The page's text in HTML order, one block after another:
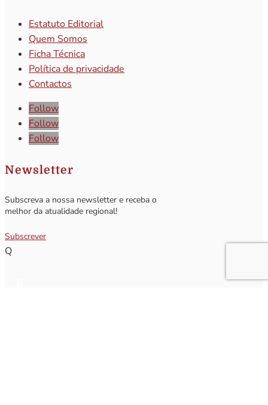
Estatuto Editorial
Quem Somos
Ficha Técnica
Política de privacidade
Contactos
Follow
Follow
Follow
Newsletter
Subscreva a nossa newsletter e receba o
melhor da atualidade regional!
Subscrever
Q